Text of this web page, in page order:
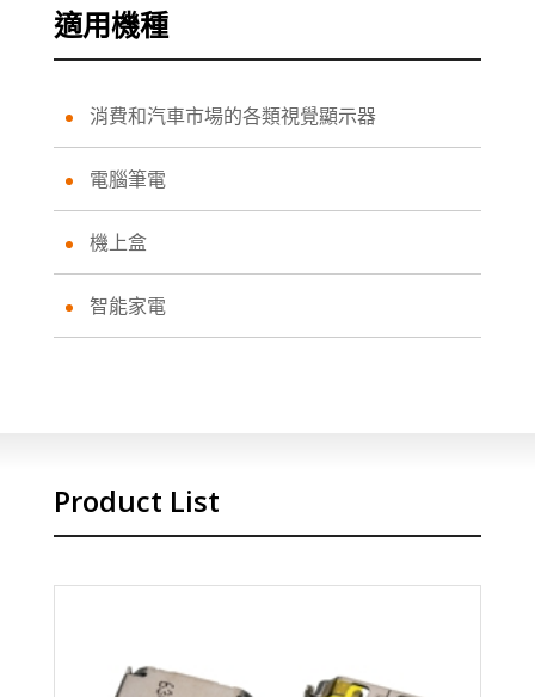
適用機種
消費和汽車市場的各類視覺顯示器
電腦筆電
機上盒
智能家電
Product List